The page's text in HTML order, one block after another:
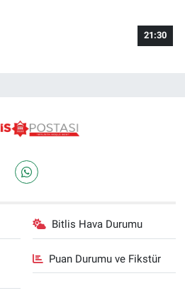
21:30
Bitlis Hava Durumu
Puan Durumu ve Fikstür